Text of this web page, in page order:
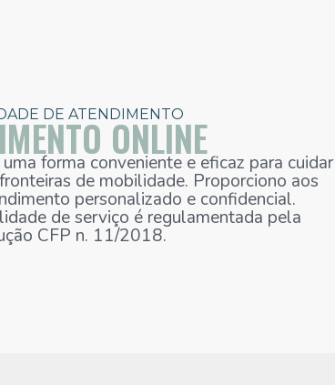
DE ATENDIMENTO
ONLINE
forma conveniente e eficaz para cuidar
de mobilidade. Proporciono aos
personalizado e confidencial.
de serviço é regulamentada pela
CFP n. 11/2018.